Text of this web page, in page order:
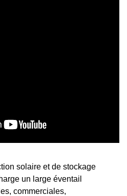
solaire et de stockage
un large éventail
commerciales,